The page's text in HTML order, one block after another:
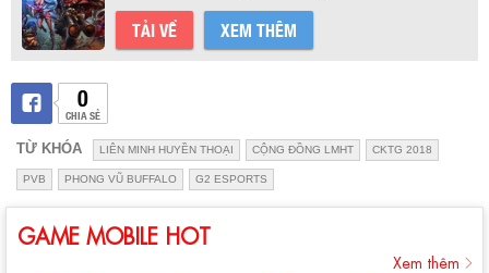
TẢI VỀ XEM THÊM
0
CHIA SẺ
TỪ KHÓA LIÊN MINH HUYỀN THOẠI CỘNG ĐỒNG LMHT CKTG 2018
PVB PHONG VŨ BUFFALO G2 ESPORTS
GAME MOBILE HOT
Xem thêm